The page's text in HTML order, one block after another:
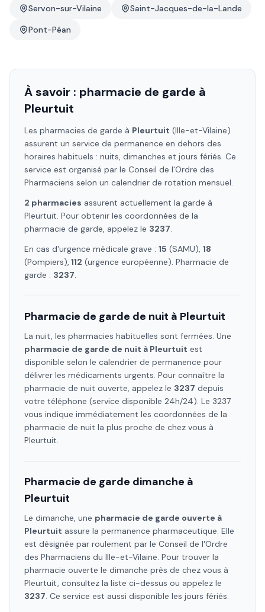
Servon-sur-Vilaine
Saint-Jacques-de-la-Lande
Pont-Péan
À savoir : pharmacie de garde à
Pleurtuit
Les pharmacies de garde à Pleurtuit (Ille-et-Vilaine)
assurent un service de permanence en dehors des
horaires habituels : nuits, dimanches et jours fériés. Ce
service est organisé par le Conseil de l'Ordre des
Pharmaciens selon un calendrier de rotation mensuel.
2 pharmacies assurent actuellement la garde à
Pleurtuit. Pour obtenir les coordonnées de la
pharmacie de garde, appelez le 3237.
En cas d'urgence médicale grave : 15 (SAMU), 18
(Pompiers), 112 (urgence européenne). Pharmacie de
garde : 3237.
Pharmacie de garde de nuit à Pleurtuit
La nuit, les pharmacies habituelles sont fermées. Une
pharmacie de garde de nuit à Pleurtuit est
disponible selon le calendrier de permanence pour
délivrer les médicaments urgents. Pour connaître la
pharmacie de nuit ouverte, appelez le 3237 depuis
votre téléphone (service disponible 24h/24). Le 3237
vous indique immédiatement les coordonnées de la
pharmacie de nuit la plus proche de chez vous à
Pleurtuit.
Pharmacie de garde dimanche à
Pleurtuit
Le dimanche, une pharmacie de garde ouverte à
Pleurtuit assure la permanence pharmaceutique. Elle
est désignée par roulement par le Conseil de l'Ordre
des Pharmaciens du Ille-et-Vilaine. Pour trouver la
pharmacie ouverte le dimanche près de chez vous à
Pleurtuit, consultez la liste ci-dessus ou appelez le
3237. Ce service est aussi disponible les jours fériés.